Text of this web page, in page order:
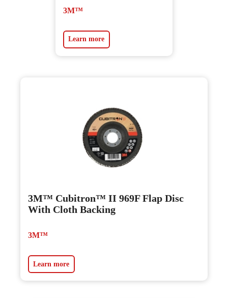
3M™
Learn more
3M™ Cubitron™ II 969F Flap Disc
With Cloth Backing
3M™
Learn more